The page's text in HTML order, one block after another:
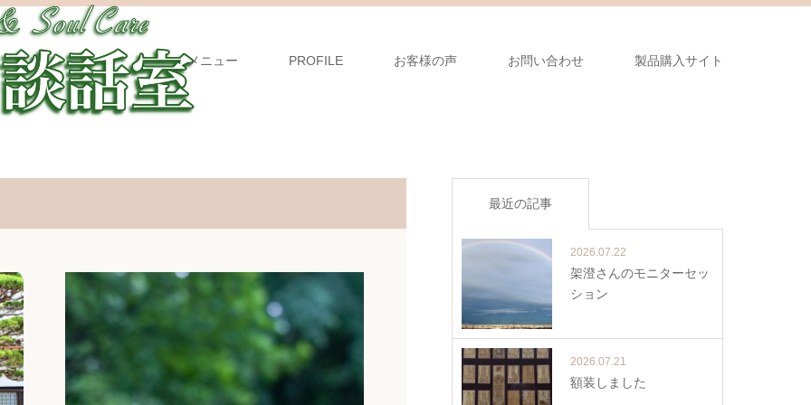
メニュー PROFILE お客様の声 お問い合わせ 製品購入サイト
最近の記事
2026.07.22
架澄さんのモニターセッ
ション
2026.07.21
額装しました